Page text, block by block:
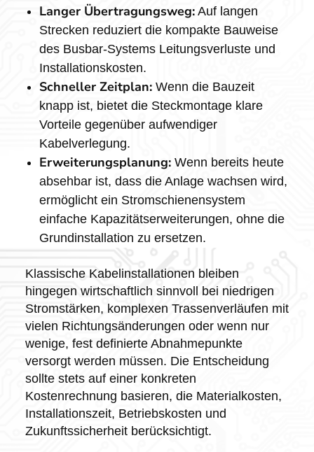
Langer Übertragungsweg:Auf langen
Strecken reduziert die kompakte Bauweise
des Busbar-Systems Leitungsverluste und
Installationskosten.
Schneller Zeitplan:Wenn die Bauzeit
knapp ist, bietet die Steckmontage klare
Vorteile gegenüber aufwendiger
Kabelverlegung.
Erweiterungsplanung:Wenn bereits heute
absehbar ist, dass die Anlage wachsen wird,
ermöglicht ein Stromschienensystem
einfache Kapazitätserweiterungen, ohne die
Grundinstallation zu ersetzen.
Klassische Kabelinstallationen bleiben
hingegen wirtschaftlich sinnvoll bei niedrigen
Stromstärken, komplexen Trassenverläufen mit
vielen Richtungsänderungen oder wenn nur
wenige, fest definierte Abnahmepunkte
versorgt werden müssen. Die Entscheidung
sollte stets auf einer konkreten
Kostenrechnung basieren, die Materialkosten,
Installationszeit, Betriebskosten und
Zukunftssicherheit berücksichtigt.